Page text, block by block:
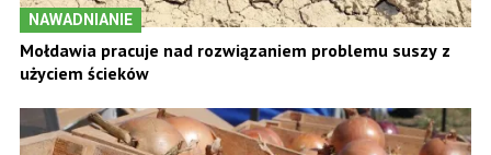
NAWADNIANIE
Mołdawia pracuje nad rozwiązaniem problemu suszy z
użyciem ścieków